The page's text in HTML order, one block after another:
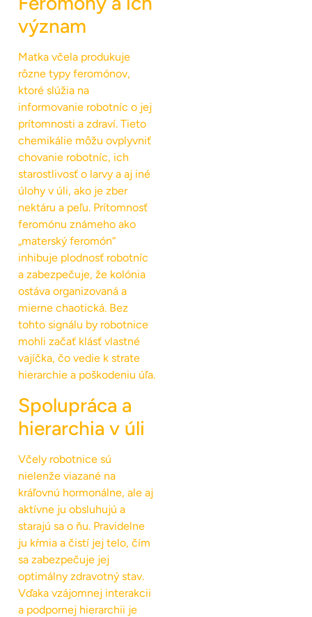
význam
Matka včela produkuje
rôzne typy feromónov,
ktoré slúžia na
informovanie robotníc o jej
prítomnosti a zdraví. Tieto
chemikálie môžu ovplyvniť
chovanie robotníc, ich
starostlivosť o larvy a aj iné
úlohy v úli, ako je zber
nektáru a peľu. Prítomnosť
feromónu známeho ako
„materský feromón“
inhibuje plodnosť robotníc
a zabezpečuje, že kolónia
ostáva organizovaná a
mierne chaotická. Bez
tohto signálu by robotnice
mohli začať klásť vlastné
vajíčka, čo vedie k strate
hierarchie a poškodeniu úľa.
Spolupráca a
hierarchia v úli
Včely robotnice sú
nielenže viazané na
kráľovnú hormonálne, ale aj
aktívne ju obsluhujú a
starajú sa o ňu. Pravidelne
ju kŕmia a čistí jej telo, čím
sa zabezpečuje jej
optimálny zdravotný stav.
Vďaka vzájomnej interakcii
a podpornej hierarchii je